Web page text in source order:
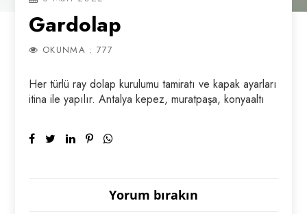
Gardolap
OKUNMA : 777
Her türlü ray dolap kurulumu tamiratı ve kapak ayarları
itina ile yapılır. Antalya kepez, muratpaşa, konyaaltı
Yorum bırakın